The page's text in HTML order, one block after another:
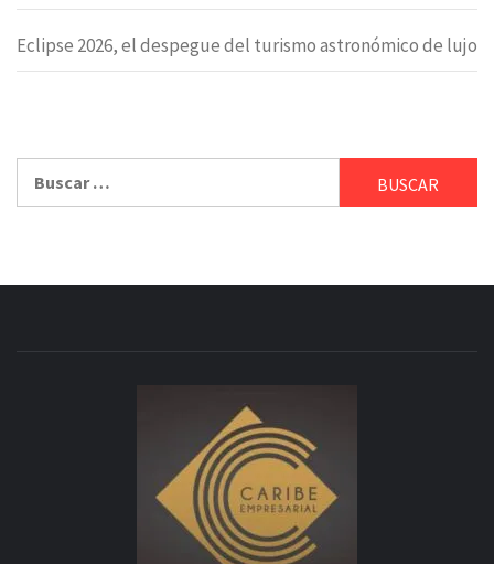
Eclipse 2026, el despegue del turismo astronómico de lujo